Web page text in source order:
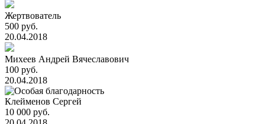
Жертвователь
500 руб.
20.04.2018
Михеев Андрей Вячеславович
100 руб.
20.04.2018
Клейменов Сергей
10 000 руб.